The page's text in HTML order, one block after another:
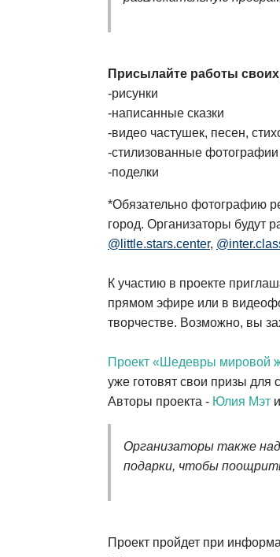
Присылайте работы
-рисунки
-написанные сказки
-видео частушек, песен,
-стилизованные фотографии
-поделки
*Обязательно фотографию
город. Организаторы будут
@little.stars.center,
К участию в проекте
прямом эфире или в
творчестве. Возможно, вы
Проект «Шедевры мировой
уже готовят свои призы для
Авторы проекта - Юлия Мэт
Организаторы также
подарки, чтобы
Проект пройдет при